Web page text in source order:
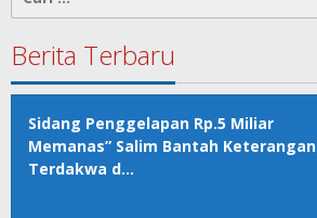
Berita Terbaru
Sidang Penggelapan Rp.5 Miliar
Memanas” Salim Bantah Keterangan
Terdakwa d…